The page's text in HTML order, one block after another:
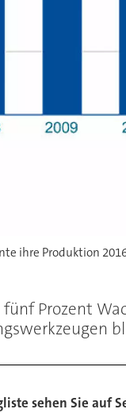
ihre Produktion
Prozent
sehen Sie auf